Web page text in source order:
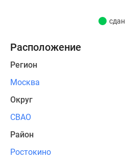
занимают
В
комплексе
761
квартира
с
комнат
сдан
Расположение
Регион
Москва
Округ
СВАО
Район
Ростокино